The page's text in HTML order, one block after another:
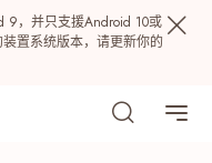
9，并只支援Android 10或
置系统版本，请更新你的